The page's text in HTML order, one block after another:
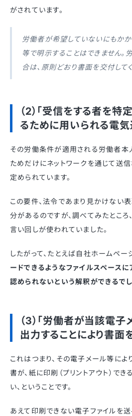
がされています。
労働者が希望していないにもか
等で明示することはできません。
合は、原則どおり書面を交付して
（2）「受信をする者を
るために用いられる電気
その労働条件が適用される労働者本
ためだけにネットワークを通じて送
定められています。
この要件、法令であまり見かけない
分があるのですが、調べてみたところ
言い回しが使われていました。
したがって、 たとえば自社ホームペー
ードできるようなファイルスペース
認められないという解釈ができるでし
（3）「労働者が当該電
出力することにより書面
これはつまり、その電子メール等に
書が、紙に印刷（プリントアウト）で
い、ということです。
あえて印刷できない電子ファイルを